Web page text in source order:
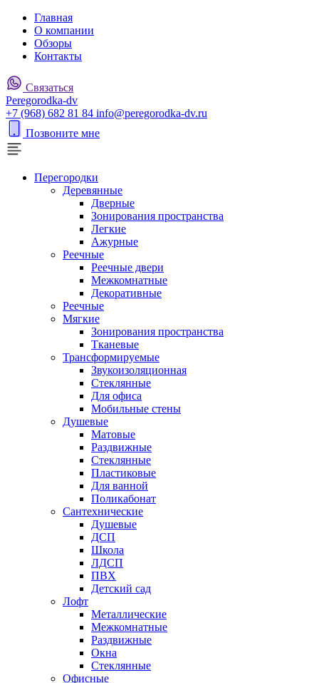
Главная
О компании
Обзоры
Контакты
Связаться
Peregorodka-dv
+7 (968) 682 81 84 info@peregorodka-dv.ru
Позвоните мне
Перегородки
Деревянные
Дверные
Зонирования пространства
Легкие
Ажурные
Реечные
Реечные двери
Межкомнатные
Декоративные
Реечные
Мягкие
Зонирования пространства
Тканевые
Трансформируемые
Звукоизоляционная
Стеклянные
Для офиса
Мобильные стены
Душевые
Матовые
Раздвижные
Стеклянные
Пластиковые
Для ванной
Поликабонат
Сантехнические
Душевые
ДСП
Школа
ЛДСП
ПВХ
Детский сад
Лофт
Металлические
Межкомнатные
Раздвижные
Окна
Стеклянные
Офисные